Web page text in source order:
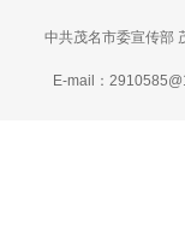
中共茂名市委宣传部
E-mail：